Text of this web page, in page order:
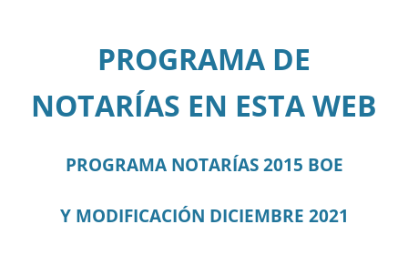
PROGRAMA DE
NOTARÍAS EN ESTA WEB
PROGRAMA NOTARÍAS 2015 BOE
Y MODIFICACIÓN DICIEMBRE 2021